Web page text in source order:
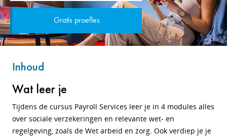
Gratis proefles
Inhoud
Wat leer je
Tijdens de cursus Payroll Services leer je in 4 modules alles
over sociale verzekeringen en relevante wet- en
regelgeving, zoals de Wet arbeid en zorg. Ook verdiep je je